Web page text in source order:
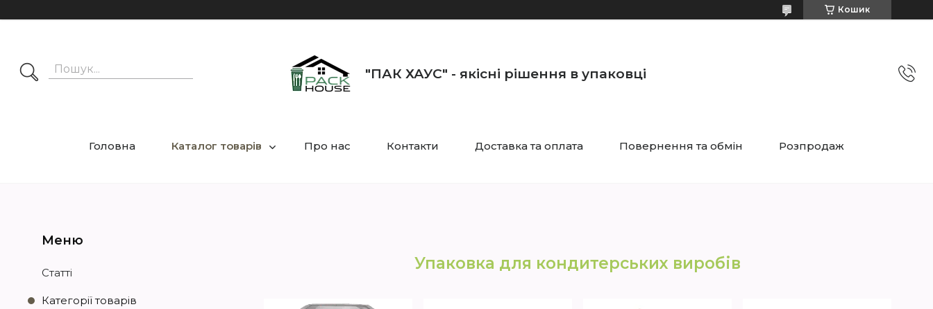
Кошик
"ПАК ХАУС" - якісні рішення в упаковці
Головна Каталог товарів Про нас Контакти Доставка та оплата Повернення та обмін Розпродаж
Упаковка для кондитерських виробів
Статті
Категорії товарів